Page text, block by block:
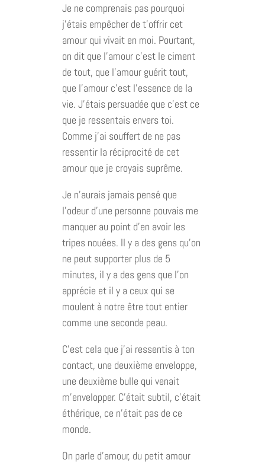
Je ne comprenais pas pourquoi
j’étais empêcher de t’offrir cet
amour qui vivait en moi. Pourtant,
on dit que l’amour c’est le ciment
de tout, que l’amour guérit tout,
que l’amour c’est l’essence de la
vie. J’étais persuadée que c’est ce
que je ressentais envers toi.
Comme j’ai souffert de ne pas
ressentir la réciprocité de cet
amour que je croyais suprême.
Je n’aurais jamais pensé que
l’odeur d’une personne pouvais me
manquer au point d’en avoir les
tripes nouées. Il y a des gens qu’on
ne peut supporter plus de 5
minutes, il y a des gens que l’on
apprécie et il y a ceux qui se
moulent à notre être tout entier
comme une seconde peau.
C’est cela que j’ai ressentis à ton
contact, une deuxième enveloppe,
une deuxième bulle qui venait
m’envelopper. C’était subtil, c’était
éthérique, ce n’était pas de ce
monde.
On parle d’amour, du petit amour